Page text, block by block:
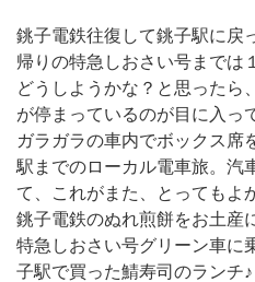
銚子電鉄往復して銚子駅に戻
帰りの特急しおさい号までは
どうしようかな？と思ったら
が停まっているのが目に入っ
ガラガラの車内でボックス席
駅までのローカル電車旅。汽
て、これがまた、とってもよ
銚子電鉄のぬれ煎餅をお土産
特急しおさい号グリーン車に
子駅で買った鯖寿司のランチ♪